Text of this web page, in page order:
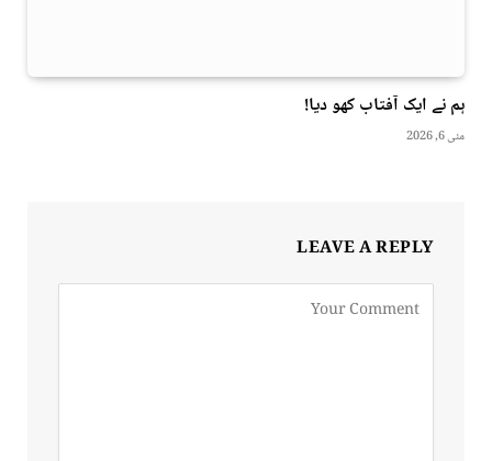
ہم نے ایک آفتاب کھو دیا!
مئی 6, 2026
LEAVE A REPLY